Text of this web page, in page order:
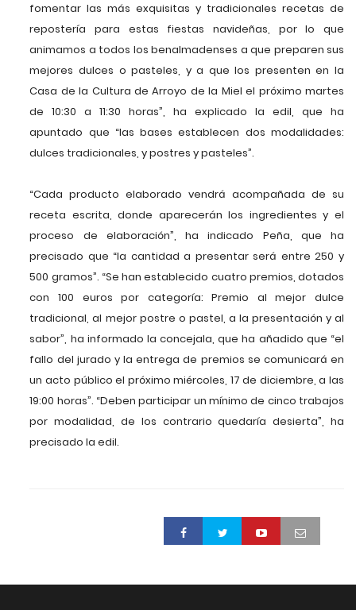
fomentar las más exquisitas y tradicionales recetas de
repostería para estas fiestas navideñas, por lo que
animamos a todos los benalmadenses a que preparen sus
mejores dulces o pasteles, y a que los presenten en la
Casa de la Cultura de Arroyo de la Miel el próximo martes
de 10:30 a 11:30 horas”, ha explicado la edil, que ha
apuntado que “las bases establecen dos modalidades:
dulces tradicionales, y postres y pasteles”.
“Cada producto elaborado vendrá acompañada de su
receta escrita, donde aparecerán los ingredientes y el
proceso de elaboración”, ha indicado Peña, que ha
precisado que “la cantidad a presentar será entre 250 y
500 gramos”. “Se han establecido cuatro premios, dotados
con 100 euros por categoría: Premio al mejor dulce
tradicional, al mejor postre o pastel, a la presentación y al
sabor”, ha informado la concejala, que ha añadido que “el
fallo del jurado y la entrega de premios se comunicará en
un acto público el próximo miércoles, 17 de diciembre, a las
19:00 horas”. “Deben participar un mínimo de cinco trabajos
por modalidad, de los contrario quedaría desierta”, ha
precisado la edil.